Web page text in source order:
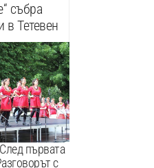
събра
в Тетевен
След първата
с